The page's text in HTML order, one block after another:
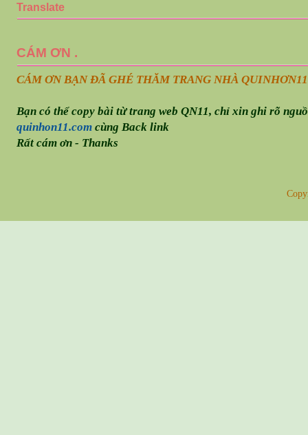
Translate
CÁM ƠN .
CÁM ƠN BẠN ĐÃ GHÉ THĂM TRANG NHÀ QUINHƠN
Bạn có thể copy bài từ trang web QN11, chỉ xin ghi rõ
quinhon11.comcùng Back link
Rất cám ơn - Thanks